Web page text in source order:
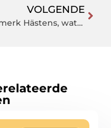
VOLGENDE
Het merk Hästens, wat moet je weten over de bedden?